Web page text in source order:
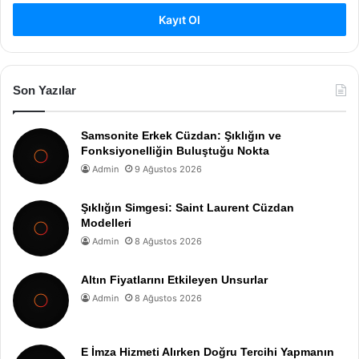
Kayıt Ol
Son Yazılar
Samsonite Erkek Cüzdan: Şıklığın ve
Fonksiyonelliğin Buluştuğu Nokta
Admin 9 Ağustos 2026
Şıklığın Simgesi: Saint Laurent Cüzdan
Modelleri
Admin 8 Ağustos 2026
Altın Fiyatlarını Etkileyen Unsurlar
Admin 8 Ağustos 2026
E İmza Hizmeti Alırken Doğru Tercihi Yapmanın